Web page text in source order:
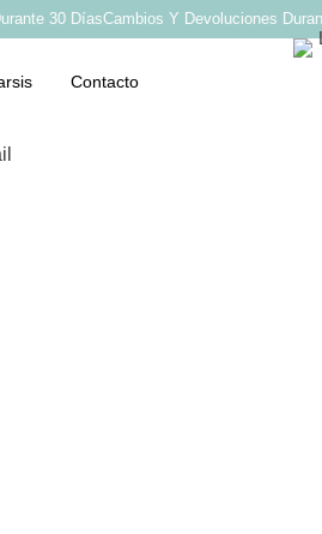
30 DíasCambios Y Devoluciones
Contacto